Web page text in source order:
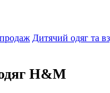
Дитячий одяг та
H&M